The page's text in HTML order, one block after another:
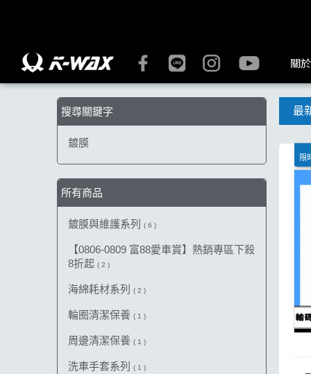
關
搜尋關鍵字
鍍膜
所有商品
鍍膜與維護系列 ( 6 )
【0806-0809 富88愛車賞】熱銷專區下殺
8折起 ( 2 )
海綿耗材系列 ( 2 )
輪圈清潔保養 ( 1 )
周邊清潔保養 ( 1 )
洗車手套系列 ( 1 )
最
限